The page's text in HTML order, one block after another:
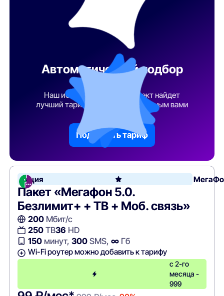
Автоматический подбор
Наш искусственный интеллект найдет
лучший тарифный план по указанным вами
Подобрать тариф
Акция
Пакет «Мегафон 5.0.
Безлимит+ + ТВ + Моб. связь»
200Мбит/с
250ТВ36 HD
150минут, 300SMS, ∞Гб
Wi-Fi роутер можно добавить к тарифу
с 2-го
месяца -
999